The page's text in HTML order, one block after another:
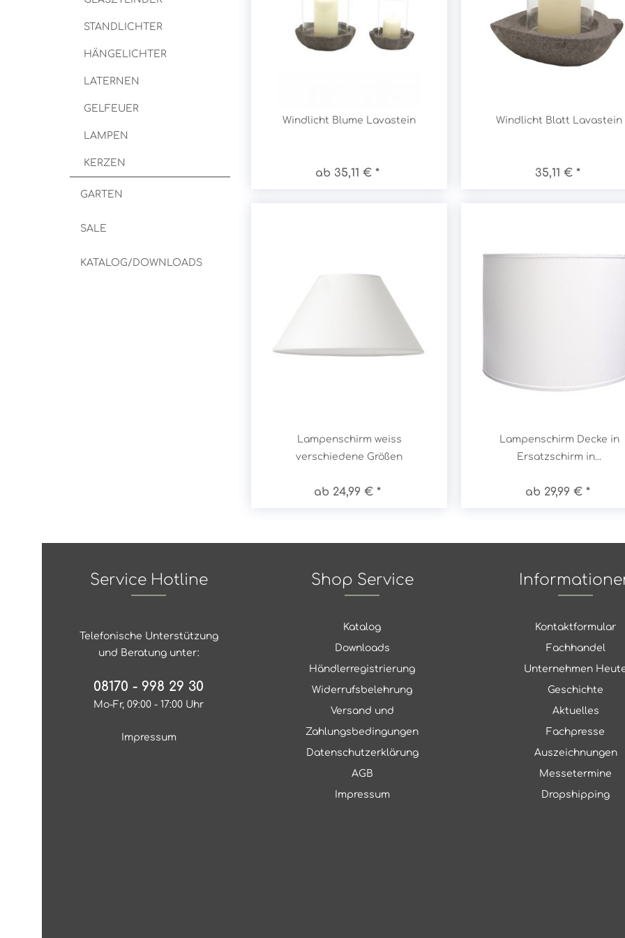
STANDLICHTER
HÄNGELICHTER
LATERNEN
GELFEUER
LAMPEN
KERZEN
GARTEN
SALE
KATALOG/DOWNLOADS
Windlicht Blume Lavastein
ab 35,11 € *
Windlicht Blatt Lavastein
35,11 € *
Lampenschirm weiss
verschiedene Größen
ab 24,99 € *
Lampenschirm Decke in
Ersatzschirm in...
ab 29,99 € *
Service Hotline
Telefonische Unterstützung
und Beratung unter:
08170 - 998 29 30
Mo-Fr, 09:00 - 17:00 Uhr
Impressum
Shop Service
Katalog
Downloads
Händlerregistrierung
Widerrufsbelehrung
Versand und
Zahlungsbedingungen
Datenschutzerklärung
AGB
Impressum
Kontaktformular
Fachhandel
Unternehmen
Geschichte
Aktuelles
Fachpresse
Auszeichnungen
Messetermine
Dropshipping